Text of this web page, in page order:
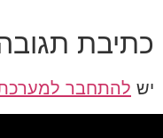
כתיבת
יש להתחבר